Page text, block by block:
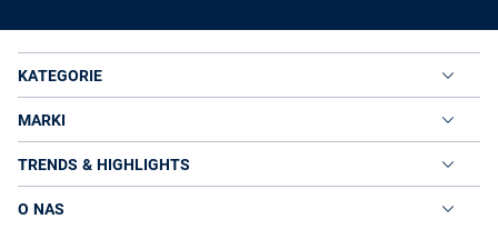
KATEGORIE
MARKI
TRENDS & HIGHLIGHTS
O NAS